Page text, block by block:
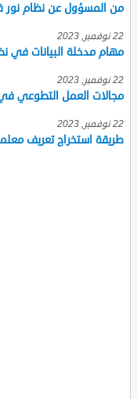
من المسؤول عن نظام نور
22 نوفمبر, 2023
مهام مدخلة البيانات في
22 نوفمبر, 2023
مجالات العمل التطوعي في
22 نوفمبر, 2023
طريقة استخراج تعريف